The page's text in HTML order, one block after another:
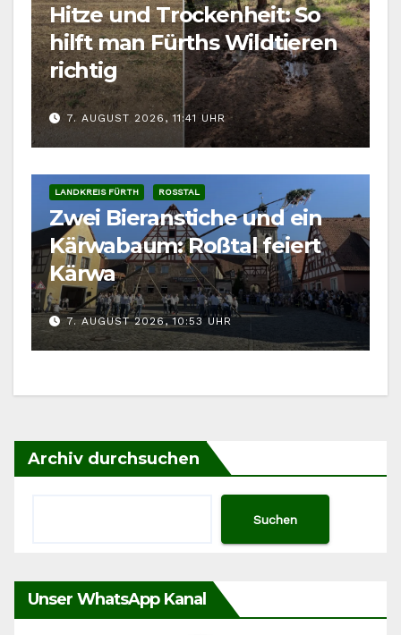
Hitze und Trockenheit: So
hilft man Fürths Wildtieren
richtig
7. AUGUST 2026, 11:41 UHR
LANDKREIS FÜRTH ROSSTAL
Zwei Bieranstiche und ein
Kärwabaum: Roßtal feiert
Kärwa
7. AUGUST 2026, 10:53 UHR
Archiv durchsuchen
Suchen
Unser WhatsApp Kanal